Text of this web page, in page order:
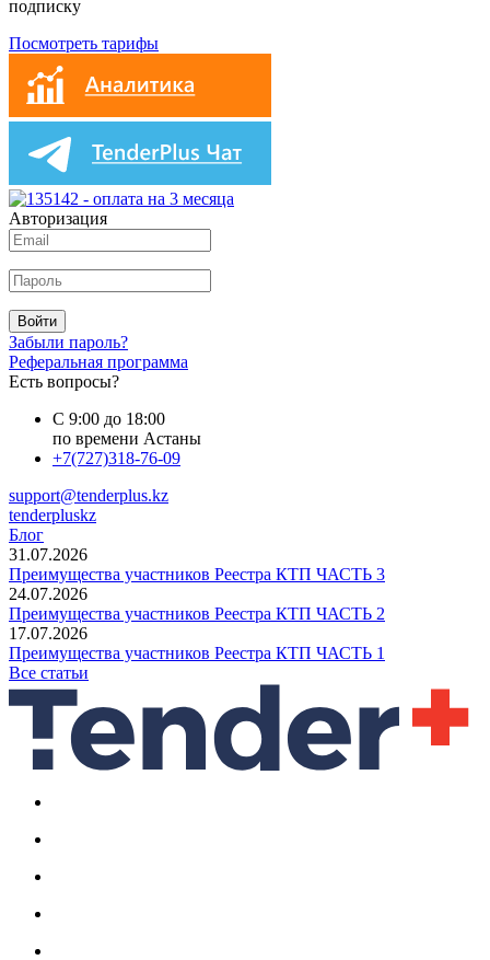
подписку
Посмотреть тарифы
Авторизация
Войти
Забыли пароль?
Реферальная программа
Есть вопросы?
С 9:00 до 18:00
по времени Астаны
+7(727)318-76-09
support@tenderplus.kz
tenderpluskz
Блог
31.07.2026
Преимущества участников Реестра КТП ЧАСТЬ 3
24.07.2026
Преимущества участников Реестра КТП ЧАСТЬ 2
17.07.2026
Преимущества участников Реестра КТП ЧАСТЬ 1
Все статьи